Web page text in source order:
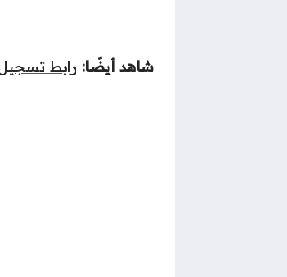
شاهد أيضًا: رابط